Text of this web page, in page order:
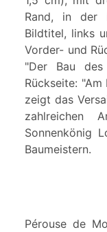
Rand, in der
Bildtitel, links
Vorder- und
"Der Bau des
Rückseite:
zeigt das
zahlreichen
Sonnenkönig
Baumeistern.
Pérouse de